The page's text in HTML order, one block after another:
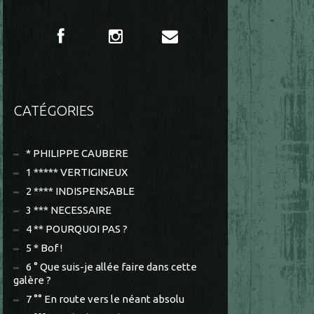
CATÉGORIES
* PHILIPPE CAUBERE
1 ***** VERTIGINEUX
2 **** INDISPENSABLE
3 *** NECESSAIRE
4 ** POURQUOI PAS ?
5 * Bof !
6 ° Que suis-je allée faire dans cette
galère ?
7 °° En route vers le néant absolu